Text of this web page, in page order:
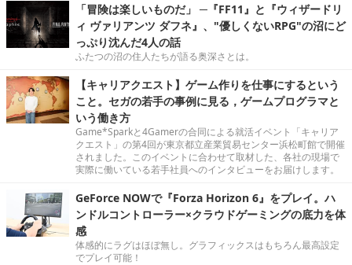
「冒険は楽しいものだ」 ─『FF11』と『ウィザードリ
ィ ヴァリアンツ ダフネ』、"優しくないRPG"の沼にど
っぷり沈んだ4人の話
ふたつの沼の住人たちが語る奥深さとは。
【キャリアクエスト】ゲーム作りを仕事にするという
こと。セガの若手の事例に見る，ゲームプログラマと
いう働き方
Game*Sparkと4Gamerの合同による就活イベント「キャリア
クエスト」の第4回が東京都立産業貿易センター浜松町館で開催
されました。このイベントに合わせて取材した、各社の現場で
実際に働いている若手社員へのインタビューをお届けします。
GeForce NOWで『Forza Horizon 6』をプレイ。ハ
ンドルコントローラー×クラウドゲーミングの底力を体
感
体感的にラグはほぼ無し。グラフィックスはもちろん最高設定
でプレイ可能！